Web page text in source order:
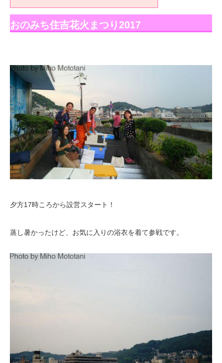
おのみち住吉花火まつり2017
夕方17時ころから設営スタート！
蒸し暑かったけど、お気に入りの浴衣を着て参戦です。